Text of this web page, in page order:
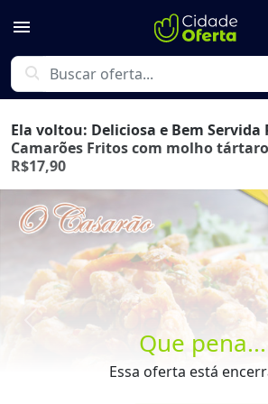
menu
search
Que pena...
Essa oferta está
Ela voltou: Deliciosa e Bem Servida
Camarões Fritos com molho
R$17,90